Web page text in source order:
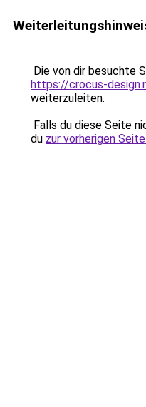
Die von dir besuchte
https://crocus-
weiterzuleiten.
Falls du diese Seite
du zur vorherigen